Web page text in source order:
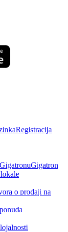
Registracija
Gigatron
o prodaji na